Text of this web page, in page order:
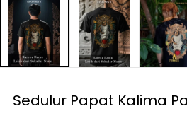
Sedulur Papat Kalima